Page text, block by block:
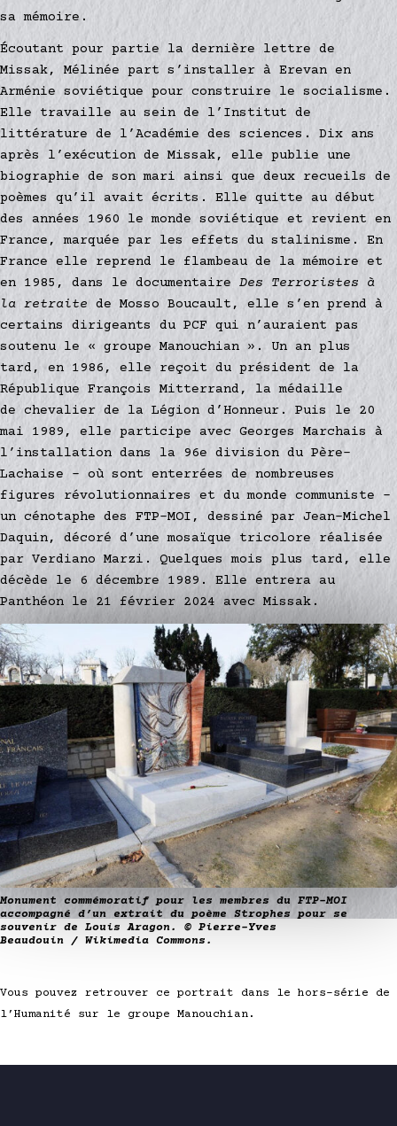
Votre panier est vide.
Retourner à la
librairie
sa mémoire.
Écoutant pour partie la dernière lettre de
Missak, Mélinée part s’installer à Erevan en
Arménie soviétique pour construire le socialisme.
Elle travaille au sein de l’Institut de
littérature de l’Académie des sciences. Dix ans
après l’exécution de Missak, elle publie une
biographie de son mari ainsi que deux recueils de
poèmes qu’il avait écrits. Elle quitte au début
des années 1960 le monde soviétique et revient en
France, marquée par les effets du stalinisme. En
France elle reprend le flambeau de la mémoire et
en 1985, dans le documentaire Des Terroristes à
la retraite de Mosso Boucault, elle s’en prend à
certains dirigeants du PCF qui n’auraient pas
soutenu le « groupe Manouchian ». Un an plus
tard, en 1986, elle reçoit du président de la
République François Mitterrand, la médaille
de chevalier de la Légion d’Honneur. Puis le 20
mai 1989, elle participe avec Georges Marchais à
l’installation dans la 96e division du Père-
Lachaise – où sont enterrées de nombreuses
figures révolutionnaires et du monde communiste –
un cénotaphe des FTP-MOI, dessiné par Jean-Michel
Daquin, décoré d’une mosaïque tricolore réalisée
par Verdiano Marzi. Quelques mois plus tard, elle
décède le 6 décembre 1989. Elle entrera au
Panthéon le 21 février 2024 avec Missak.
Monument commémoratif pour les membres du FTP-MOI
accompagné d’un extrait du poème Strophes pour se
souvenir de Louis Aragon. © Pierre-Yves
Beaudouin / Wikimedia Commons.
Vous pouvez retrouver ce portrait dans le hors-série de
l’Humanité sur le groupe Manouchian.